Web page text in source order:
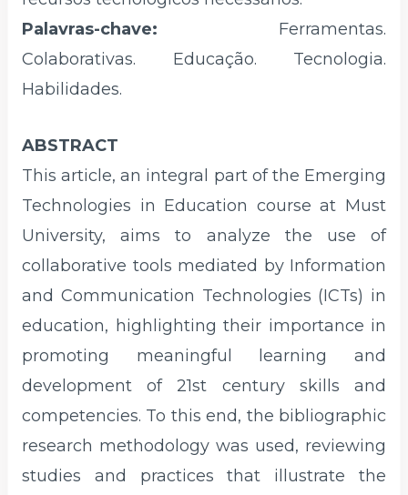
Palavras-chave: Ferramentas.
Colaborativas. Educação. Tecnologia.
Habilidades.
ABSTRACT
This article, an integral part of the Emerging
Technologies in Education course at Must
University, aims to analyze the use of
collaborative tools mediated by Information
and Communication Technologies (ICTs) in
education, highlighting their importance in
promoting meaningful learning and
development of 21st century skills and
competencies. To this end, the bibliographic
research methodology was used, reviewing
studies and practices that illustrate the